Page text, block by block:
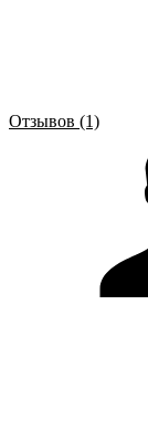
Отзывов (1)